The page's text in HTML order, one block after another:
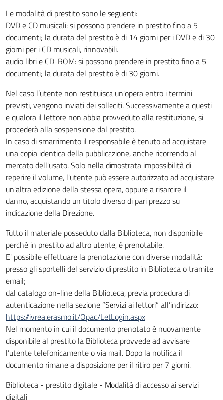
Le modalità di prestito sono le seguenti:
DVD e CD musicali: si possono prendere in prestito fino a 5
documenti; la durata del prestito è di 14 giorni per i DVD e di 30
giorni per i CD musicali, rinnovabili.
audio libri e CD-ROM: si possono prendere in prestito fino a 5
documenti; la durata del prestito è di 30 giorni.
Nel caso l’utente non restituisca un'opera entro i termini
previsti, vengono inviati dei solleciti. Successivamente a questi
e qualora il lettore non abbia provveduto alla restituzione, si
procederà alla sospensione dal prestito.
In caso di smarrimento il responsabile è tenuto ad acquistare
una copia identica della pubblicazione, anche ricorrendo al
mercato dell'usato. Solo nella dimostrata impossibilità di
reperire il volume, l'utente può essere autorizzato ad acquistare
un'altra edizione della stessa opera, oppure a risarcire il
danno, acquistando un titolo diverso di pari prezzo su
indicazione della Direzione.
Tutto il materiale posseduto dalla Biblioteca, non disponibile
perché in prestito ad altro utente, è prenotabile.
E' possibile effettuare la prenotazione con diverse modalità:
presso gli sportelli del servizio di prestito in Biblioteca o tramite
email;
dal catalogo on-line della Biblioteca, previa procedura di
autenticazione nella sezione “Servizi ai lettori” all’indirizzo:
https://ivrea.erasmo.it/Opac/LetLogin.aspx
Nel momento in cui il documento prenotato è nuovamente
disponibile al prestito la Biblioteca provvede ad avvisare
l’utente telefonicamente o via mail. Dopo la notifica il
documento rimane a disposizione per il ritiro per 7 giorni.
Biblioteca - prestito digitale - Modalità di accesso ai servizi
digitali